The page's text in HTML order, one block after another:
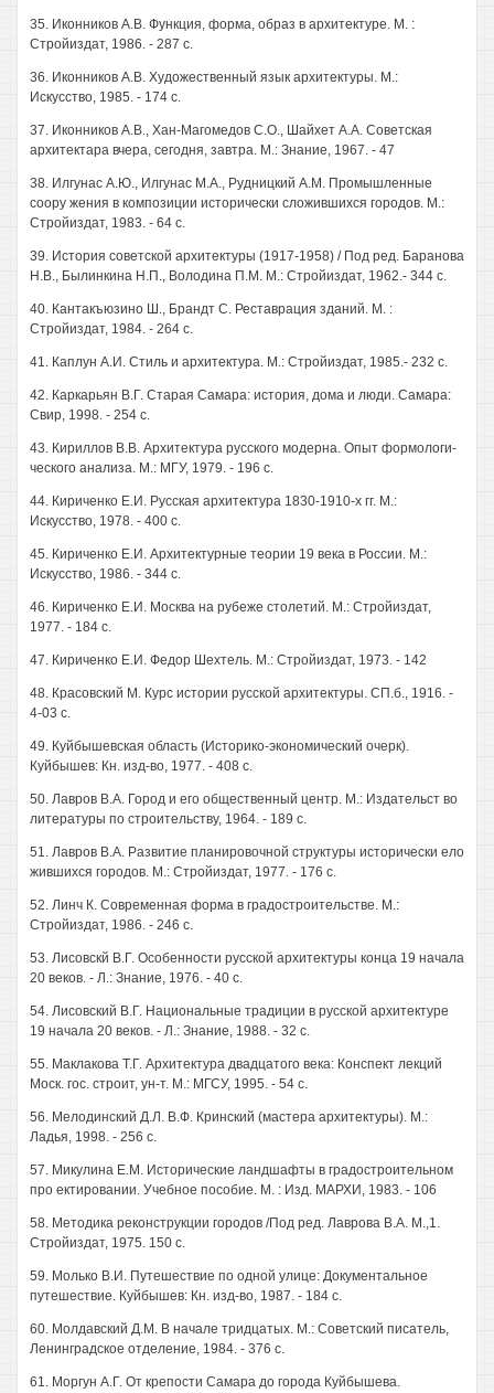
35. Иконников A.B. Функция, форма, образ в архитектуре. М. :
Стройиздат, 1986. - 287 с.
36. Иконников A.B. Художественный язык архитектуры. М.:
Искусство, 1985. - 174 с.
37. Иконников A.B., Хан-Магомедов С.О., Шайхет A.A. Советская
архитектара вчера, сегодня, завтра. М.: Знание, 1967. - 47
38. Илгунас А.Ю., Илгунас М.А., Рудницкий A.M. Промышленные
соору жения в композиции исторически сложившихся городов. М.:
Стройиздат, 1983. - 64 с.
39. История советской архитектуры (1917-1958) / Под ред. Баранова
Н.В., Былинкина Н.П., Володина П.М. М.: Стройиздат, 1962.- 344 с.
40. Кантакъюзино Ш., Брандт С. Реставрация зданий. М. :
Стройиздат, 1984. - 264 с.
41. Каплун А.И. Стиль и архитектура. М.: Стройиздат, 1985.- 232 с.
42. Каркарьян В.Г. Старая Самара: история, дома и люди. Самара:
Свир, 1998. - 254 с.
43. Кириллов В.В. Архитектура русского модерна. Опыт формологи-
ческого анализа. М.: МГУ, 1979. - 196 с.
44. Кириченко Е.И. Русская архитектура 1830-1910-х гг. М.:
Искусство, 1978. - 400 с.
45. Кириченко Е.И. Архитектурные теории 19 века в России. М.:
Искусство, 1986. - 344 с.
46. Кириченко Е.И. Москва на рубеже столетий. М.: Стройиздат,
1977. - 184 с.
47. Кириченко Е.И. Федор Шехтель. М.: Стройиздат, 1973. - 142
48. Красовский М. Курс истории русской архитектуры. СП.б., 1916. -
4-03 с.
49. Куйбышевская область (Историко-экономический очерк).
Куйбышев: Кн. изд-во, 1977. - 408 с.
50. Лавров В.А. Город и его общественный центр. М.: Издательст во
литературы по строительству, 1964. - 189 с.
51. Лавров В.А. Развитие планировочной структуры исторически ело
жившихся городов. М.: Стройиздат, 1977. - 176 с.
52. Линч К. Современная форма в градостроительстве. М.:
Стройиздат, 1986. - 246 с.
53. Лисовскй В.Г. Особенности русской архитектуры конца 19 начала
20 веков. - Л.: Знание, 1976. - 40 с.
54. Лисовский В.Г. Национальные традиции в русской архитектуре
19 начала 20 веков. - Л.: Знание, 1988. - 32 с.
55. Маклакова Т.Г. Архитектура двадцатого века: Конспект лекций
Моск. гос. строит, ун-т. М.: МГСУ, 1995. - 54 с.
56. Мелодинский Д.Л. В.Ф. Кринский (мастера архитектуры). М.:
Ладья, 1998. - 256 с.
57. Микулина Е.М. Исторические ландшафты в градостроительном
про ектировании. Учебное пособие. М. : Изд. МАРХИ, 1983. - 106
58. Методика реконструкции городов /Под ред. Лаврова В.А. М.,1.
Стройиздат, 1975. 150 с.
59. Молько В.И. Путешествие по одной улице: Документальное
путешествие. Куйбышев: Кн. изд-во, 1987. - 184 с.
60. Молдавский Д.М. В начале тридцатых. М.: Советский писатель,
Ленинградское отделение, 1984. - 376 с.
61. Моргун А.Г. От крепости Самара до города Куйбышева.